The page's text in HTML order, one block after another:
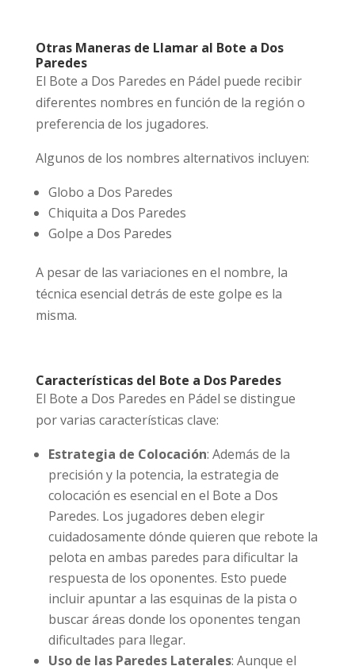
Otras Maneras de Llamar al Bote a Dos
Paredes
El Bote a Dos Paredes en Pádel puede recibir
diferentes nombres en función de la región o
preferencia de los jugadores.
Algunos de los nombres alternativos incluyen:
Globo a Dos Paredes
Chiquita a Dos Paredes
Golpe a Dos Paredes
A pesar de las variaciones en el nombre, la
técnica esencial detrás de este golpe es la
misma.
Características del Bote a Dos Paredes
El Bote a Dos Paredes en Pádel se distingue
por varias características clave:
Estrategia de Colocación: Además de la
precisión y la potencia, la estrategia de
colocación es esencial en el Bote a Dos
Paredes. Los jugadores deben elegir
cuidadosamente dónde quieren que rebote la
pelota en ambas paredes para dificultar la
respuesta de los oponentes. Esto puede
incluir apuntar a las esquinas de la pista o
buscar áreas donde los oponentes tengan
dificultades para llegar.
Uso de las Paredes Laterales: Aunque el